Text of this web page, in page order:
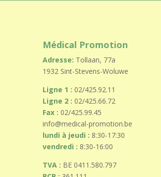
Médical Promotion
Adresse: Tollaan, 77a
1932 Sint-Stevens-Woluwe
Ligne 1 : 02/425.92.11
Ligne 2 : 02/425.66.72
Fax : 02/425.99.45
info@medical-promotion.be
lundi à jeudi : 8:30-17:30
vendredi : 8:30-16:00
TVA : BE 0411.580.797